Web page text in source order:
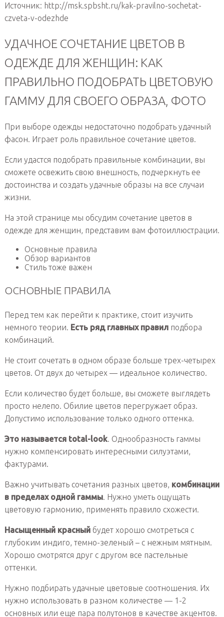
Источник: http://msk.spbsht.ru/kak-pravilno-sochetat-
czveta-v-odezhde
УДАЧНОЕ СОЧЕТАНИЕ ЦВЕТОВ В
ОДЕЖДЕ ДЛЯ ЖЕНЩИН: КАК
ПРАВИЛЬНО ПОДОБРАТЬ ЦВЕТОВУЮ
ГАММУ ДЛЯ СВОЕГО ОБРАЗА, ФОТО
При выборе одежды недостаточно подобрать удачный
фасон. Играет роль правильное сочетание цветов.
Если удастся подобрать правильные комбинации, вы
сможете освежить свою внешность, подчеркнуть ее
достоинства и создать удачные образы на все случаи
жизни.
На этой странице мы обсудим сочетание цветов в
одежде для женщин, представим вам фотоиллюстрации.
Основные правила
Обзор вариантов
Стиль тоже важен
ОСНОВНЫЕ ПРАВИЛА
Перед тем как перейти к практике, стоит изучить
немного теории. Есть ряд главных правилподбора
комбинаций.
Не стоит сочетать в одном образе больше трех-четырех
цветов. От двух до четырех — идеальное количество.
Если количество будет больше, вы сможете выглядеть
просто нелепо. Обилие цветов перегружает образ.
Допустимо использование только одного оттенка.
Это называется total-look. Однообразность гаммы
нужно компенсировать интересными силуэтами,
фактурами.
Важно учитывать сочетания разных цветов, комбинации
в пределах одной гаммы. Нужно уметь ощущать
цветовую гармонию, применять правило схожести.
Насыщенный красныйбудет хорошо смотреться с
глубоким индиго, темно-зеленый – с нежным мятным.
Хорошо смотрятся друг с другом все пастельные
оттенки.
Нужно подбирать удачные цветовые соотношения. Их
нужно использовать в разном количестве — 1-2
основных или еще пара полутонов в качестве акцентов.